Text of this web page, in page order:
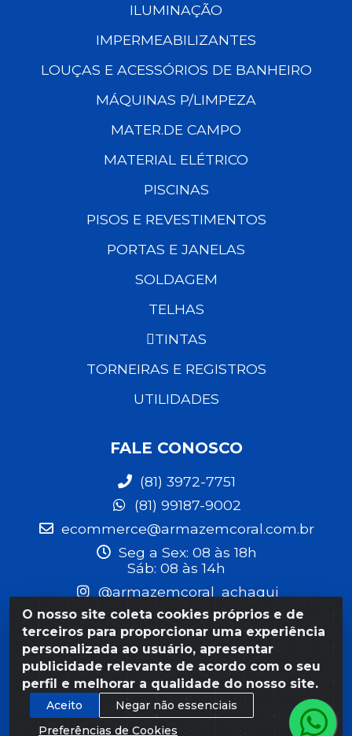
O nosso site coleta cookies próprios e de
terceiros para proporcionar uma experiência
personalizada ao usuário, apresentar
publicidade relevante de acordo com o seu
perfil e melhorar a qualidade do nosso site.
Aceito
Negar não essenciais
Preferências de Cookies
ILUMINAÇÃO
IMPERMEABILIZANTES
LOUÇAS E ACESSÓRIOS DE BANHEIRO
MÁQUINAS P/LIMPEZA
MATER.DE CAMPO
MATERIAL ELÉTRICO
PISCINAS
PISOS E REVESTIMENTOS
PORTAS E JANELAS
SOLDAGEM
TELHAS
TINTAS
TORNEIRAS E REGISTROS
UTILIDADES
FALE CONOSCO
(81) 3972-7751
(81) 99187-9002
ecommerce@armazemcoral.com.br
Seg a Sex: 08 às 18h
Sáb: 08 às 14h
@armazemcoral_achaqui
@ArmazemCoralAchaqui
FORMAS DE PAGAMENTO
SITE SEGURO